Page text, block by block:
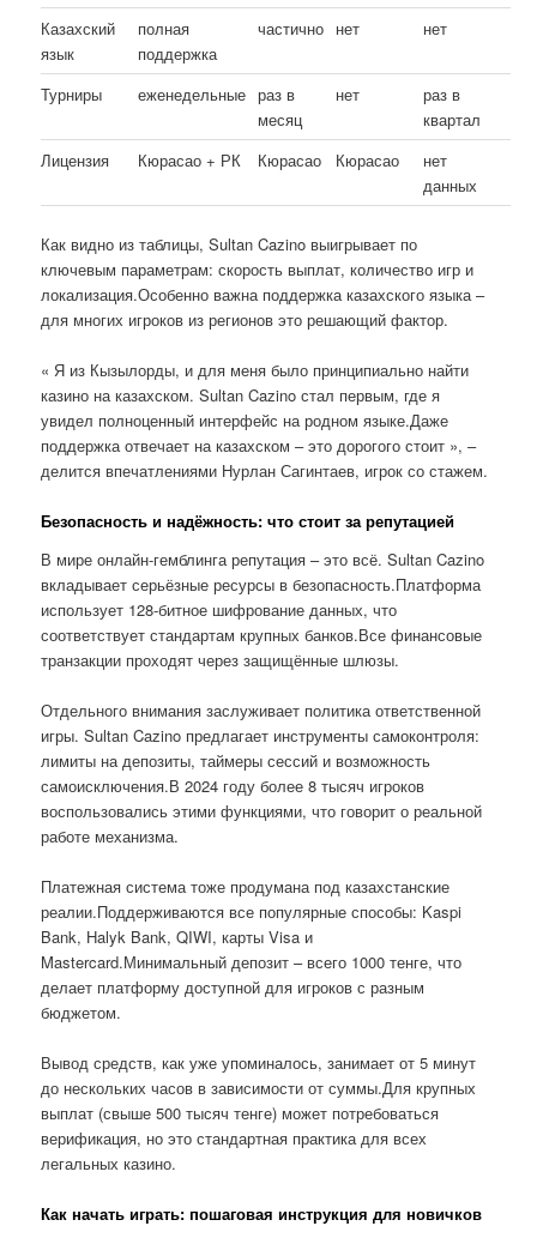
Казахский
язык
полная
поддержка
частично нет нет
Турниры еженедельные раз в
месяц
нет
раз в
квартал
Лицензия
Кюрасао + РК Кюрасао Кюрасао
нет
данных
Как видно из таблицы, Sultan Cazino выигрывает по
ключевым параметрам: скорость выплат, количество игр и
локализация.Особенно важна поддержка казахского языка –
для многих игроков из регионов это решающий фактор.
« Я из Кызылорды, и для меня было принципиально найти
казино на казахском. Sultan Cazino стал первым, где я
увидел полноценный интерфейс на родном языке.Даже
поддержка отвечает на казахском – это дорогого стоит », –
делится впечатлениями Нурлан Сагинтаев, игрок со стажем.
Безопасность и надёжность: что стоит за репутацией
В мире онлайн-гемблинга репутация – это всё. Sultan Cazino
вкладывает серьёзные ресурсы в безопасность.Платформа
использует 128-битное шифрование данных, что
соответствует стандартам крупных банков.Все финансовые
транзакции проходят через защищённые шлюзы.
Отдельного внимания заслуживает политика ответственной
игры. Sultan Cazino предлагает инструменты самоконтроля:
лимиты на депозиты, таймеры сессий и возможность
самоисключения.В 2024 году более 8 тысяч игроков
воспользовались этими функциями, что говорит о реальной
работе механизма.
Платежная система тоже продумана под казахстанские
реалии.Поддерживаются все популярные способы: Kaspi
Bank, Halyk Bank, QIWI, карты Visa и
Mastercard.Минимальный депозит – всего 1000 тенге, что
делает платформу доступной для игроков с разным
бюджетом.
Вывод средств, как уже упоминалось, занимает от 5 минут
до нескольких часов в зависимости от суммы.Для крупных
выплат (свыше 500 тысяч тенге) может потребоваться
верификация, но это стандартная практика для всех
легальных казино.
Как начать играть: пошаговая инструкция для новичков